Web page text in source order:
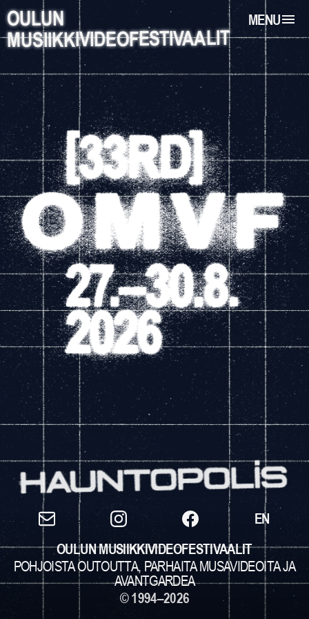
MENU
OULUN
MUSIIKKIVIDEOFESTIVAALIT
EN
OULUN MUSIIKKIVIDEOFESTIVAALIT
POHJOISTA OUTOUTTA, PARHAITA MUSAVIDEOITA JA
AVANTGARDEA
© 1994–2026